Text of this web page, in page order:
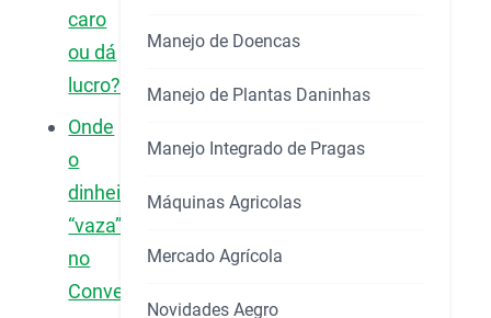
caro
ou dá
lucro?
Onde
o
dinheiro
“vaza”
no
Convencional
Manejo de Doencas
Manejo de Plantas Daninhas
Manejo Integrado de Pragas
Máquinas Agricolas
Mercado Agrícola
Novidades Aegro